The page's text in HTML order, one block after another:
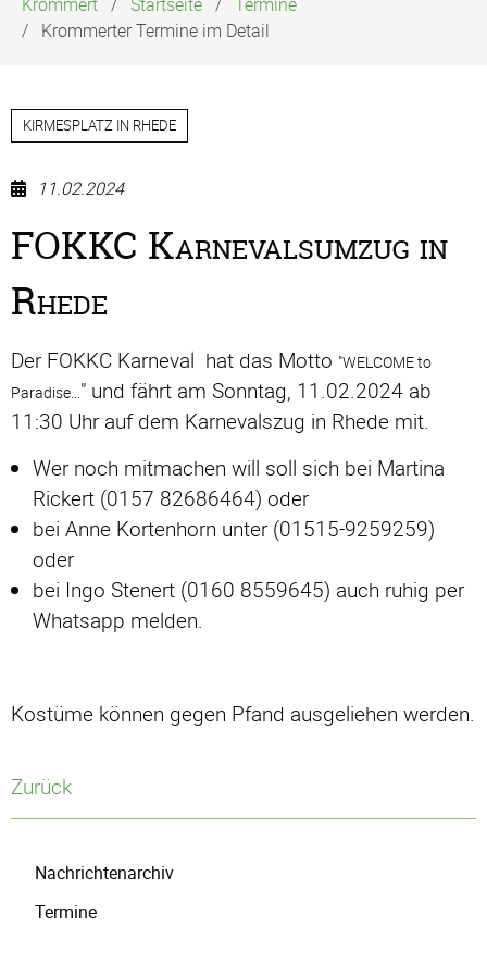
Krommerter Termine im Detail
KIRMESPLATZ IN RHEDE
11.02.2024
FOKKC Karnevalsumzug in
Rhede
Der FOKKC Karneval hat das Motto "WELCOME to
Paradise..." und fährt am Sonntag, 11.02.2024 ab
11:30 Uhr auf dem Karnevalszug in Rhede mit.
Wer noch mitmachen will soll sich bei Martina
Rickert (0157 82686464) oder
bei Anne Kortenhorn unter (01515-9259259)
oder
bei Ingo Stenert (0160 8559645) auch ruhig per
Whatsapp melden.
Kostüme können gegen Pfand ausgeliehen werden.
Zurück
überspringen
Nachrichtenarchiv
Termine